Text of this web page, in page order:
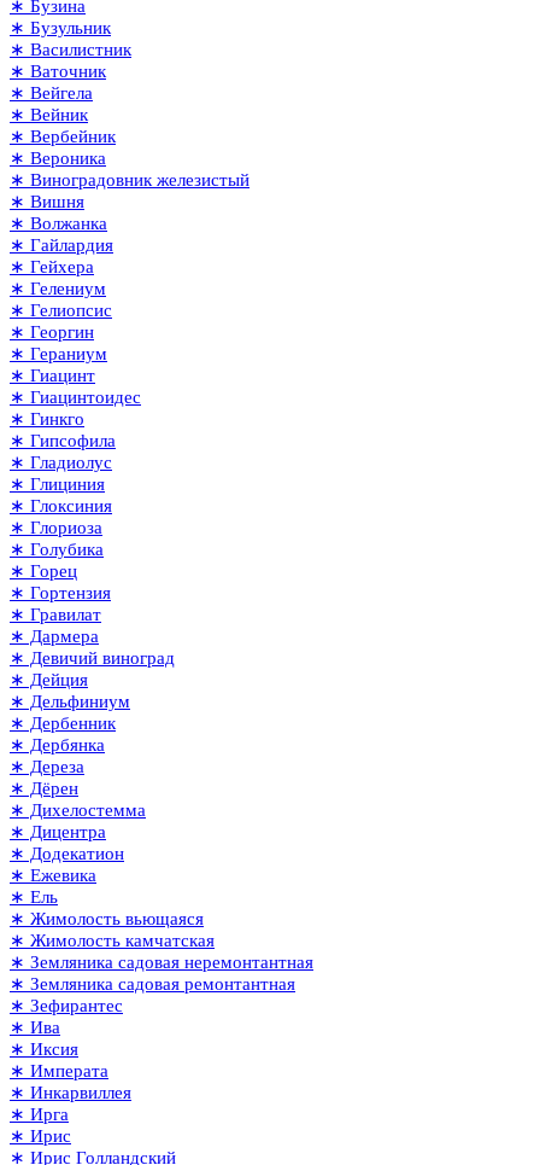
∗ Бузина
∗ Бузульник
∗ Василистник
∗ Ваточник
∗ Вейгела
∗ Вейник
∗ Вербейник
∗ Вероника
∗ Виноградовник железистый
∗ Вишня
∗ Волжанка
∗ Гайлардия
∗ Гейхера
∗ Гелениум
∗ Гелиопсис
∗ Георгин
∗ Гераниум
∗ Гиацинт
∗ Гиацинтоидес
∗ Гинкго
∗ Гипсофила
∗ Гладиолус
∗ Глициния
∗ Глоксиния
∗ Глориоза
∗ Голубика
∗ Горец
∗ Гортензия
∗ Гравилат
∗ Дармера
∗ Девичий виноград
∗ Дейция
∗ Дельфиниум
∗ Дербенник
∗ Дербянка
∗ Дереза
∗ Дёрен
∗ Дихелостемма
∗ Дицентра
∗ Додекатион
∗ Ежевика
∗ Ель
∗ Жимолость вьющаяся
∗ Жимолость камчатская
∗ Земляника садовая неремонтантная
∗ Земляника садовая ремонтантная
∗ Зефирантес
∗ Ива
∗ Иксия
∗ Императа
∗ Инкарвиллея
∗ Ирга
∗ Ирис
∗ Ирис Голландский